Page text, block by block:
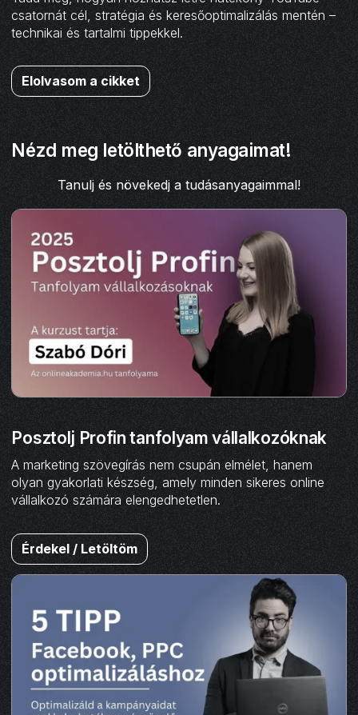
csatornát cél, stratégia és keresőoptimalizálás mentén –
technikai és tartalmi tippekkel.
Elolvasom a cikket
Nézd meg letölthető anyagaimat!
Tanulj és növekedj a tudásanyagaimmal!
Posztolj Profin tanfolyam vállalkozóknak
A marketing szövegírás nem csupán elmélet, hanem
olyan gyakorlati készség, amely minden sikeres online
vállalkozó számára elengedhetetlen.
Érdekel / Letöltöm